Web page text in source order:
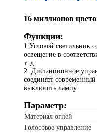
16 миллионов
Функции:
1.Угловой светильник
освещение в
т. д.
2. Дистанционное
соединяет
выключить лампу.
Параметр:
Материал огней
Голосовое управление